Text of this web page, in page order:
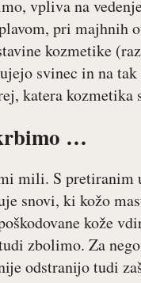
vpliva na
pri majhnih
kozmetike
svinec in na
katera kozmetika
…
mili. S pretiranim
snovi, ki kožo
kože
zbolimo. Za
odstranijo tudi